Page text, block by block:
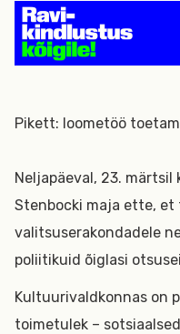
Pikett: loometöö
Neljapäeval, 23. märtsil
Stenbocki maja ette,
valitsuserakondadele
poliitikuid õiglasi
Kultuurivaldkonnas on
toimetulek –